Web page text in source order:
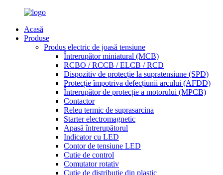
Acasă
Produse
Produs electric de joasă tensiune
Întrerupător miniatural (MCB)
RCBO / RCCB / ELCB / RCD
Dispozitiv de protecție la supratensiune (SPD)
Protecție împotriva defecțiunii arcului (AFDD)
Întrerupător de protecție a motorului (MPCB)
Contactor
Releu termic de suprasarcina
Starter electromagnetic
Apasă întrerupătorul
Indicator cu LED
Contor de tensiune LED
Cutie de control
Comutator rotativ
Cutie de distribuție din plastic